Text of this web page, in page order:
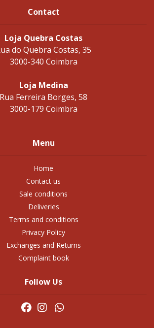
Contact
Loja Quebra Costas
do Quebra Costas, 35
3000-340 Coimbra
Loja Medina
Rua Ferreira Borges, 58
3000-179 Coimbra
Menu
Home
Contact us
Sale conditions
Deliveries
Terms and conditions
Privacy Policy
Exchanges and Returns
Complaint book
Follow Us